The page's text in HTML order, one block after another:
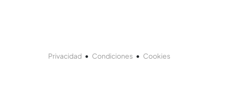
Privacidad• Condiciones• Cookies